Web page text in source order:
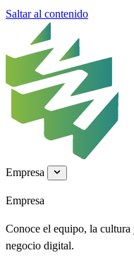
Saltar al contenido
Empresa
Empresa
Conoce el equipo, la
negocio digital.